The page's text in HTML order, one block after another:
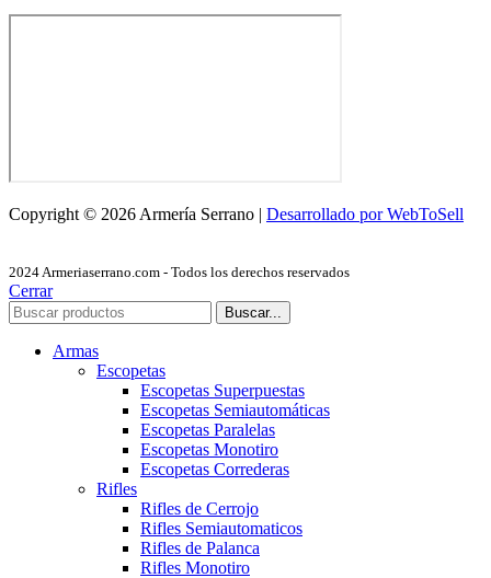
Copyright © 2026 Armería Serrano | Desarrollado por WebToSell
2024 Armeriaserrano.com - Todos los derechos reservados
Cerrar
Buscar...
Armas
Escopetas
Escopetas Superpuestas
Escopetas Semiautomáticas
Escopetas Paralelas
Escopetas Monotiro
Escopetas Correderas
Rifles
Rifles de Cerrojo
Rifles Semiautomaticos
Rifles de Palanca
Rifles Monotiro